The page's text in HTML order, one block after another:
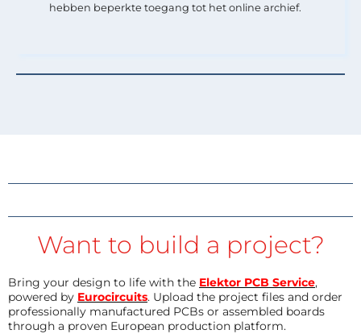
hebben beperkte toegang tot het online archief.
Want to build a project?
Bring your design to life with the Elektor PCB Service,
powered by Eurocircuits. Upload the project files and order
professionally manufactured PCBs or assembled boards
through a proven European production platform.